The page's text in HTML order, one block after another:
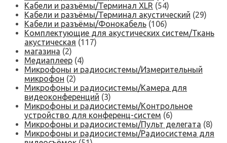
Кабели и разъёмы/Терминал XLR (54)
Кабели и разъёмы/Терминал акустический (29)
Кабели и разъёмы/Фонокабель (106)
Комплектующие для акустических систем/Ткань
акустическая (117)
магазина (2)
Медиаплеер (4)
Микрофоны и радиосистемы/Измерительный
микрофон (2)
Микрофоны и радиосистемы/Камера для
видеоконференций (3)
Микрофоны и радиосистемы/Контрольное
устройство для конференц-систем (6)
Микрофоны и радиосистемы/Пульт делегата (8)
Микрофоны и радиосистемы/Радиосистема для